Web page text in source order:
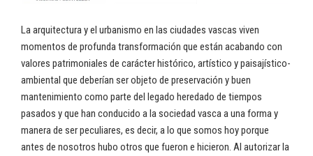
La arquitectura y el urbanismo en las ciudades vascas viven
momentos de profunda transformación que están acabando con
valores patrimoniales de carácter histórico, artístico y paisajístico-
ambiental que deberían ser objeto de preservación y buen
mantenimiento como parte del legado heredado de tiempos
pasados y que han conducido a la sociedad vasca a una forma y
manera de ser peculiares, es decir, a lo que somos hoy porque
antes de nosotros hubo otros que fueron e hicieron. Al autorizar la